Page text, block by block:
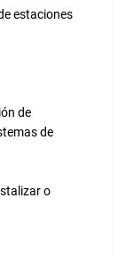
estaciones
de
de
o